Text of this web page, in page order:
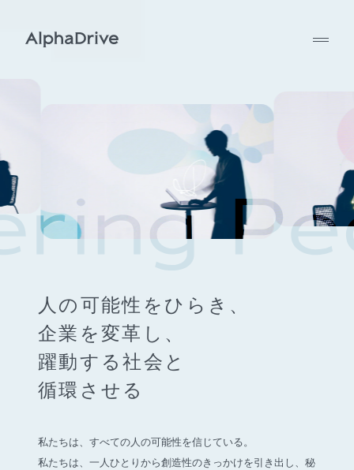
人の可能性をひらき、
企業を変革し、
躍動する社会と
循環させる
私たちは、すべての人の可能性を信じている。
私たちは、一人ひとりから創造性のきっかけを引き出し、 秘